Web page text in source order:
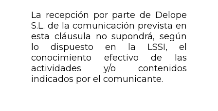
La recepción por parte de Delope
S.L. de la comunicación prevista en
esta cláusula no supondrá, según
lo dispuesto en la LSSI, el
conocimiento efectivo de las
actividades y/o contenidos
indicados por el comunicante.